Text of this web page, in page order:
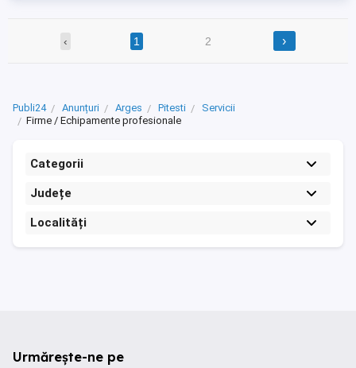
‹ 1 2 ›
Publi24 Anunțuri Arges Pitesti
Servicii
Firme / Echipamente profesionale
Categorii
Județe
Localități
Urmărește-ne pe